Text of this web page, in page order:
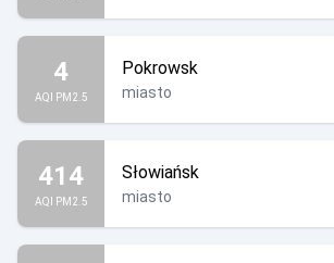
4
AQI PM2.5
Pokrowsk
miasto
414
AQI PM2.5
Słowiańsk
miasto